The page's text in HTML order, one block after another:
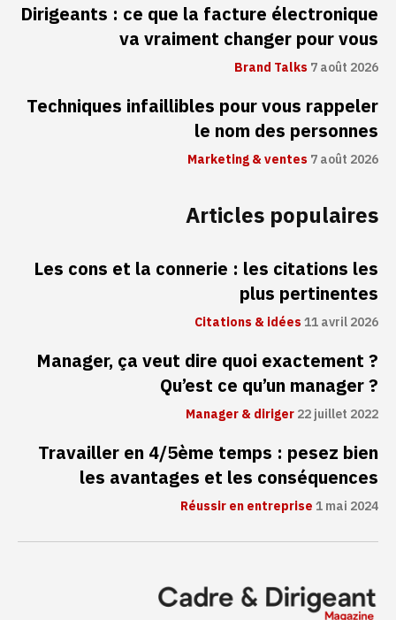
Dirigeants : ce que la facture électronique
va vraiment changer pour vous
Brand Talks7 août 2026
Techniques infaillibles pour vous rappeler
le nom des personnes
Marketing & ventes7 août 2026
Articles populaires
Les cons et la connerie : les citations les
plus pertinentes
Citations & idées11 avril 2026
Manager, ça veut dire quoi exactement ?
Qu’est ce qu’un manager ?
Manager & diriger22 juillet 2022
Travailler en 4/5ème temps : pesez bien
les avantages et les conséquences
Réussir en entreprise1 mai 2024